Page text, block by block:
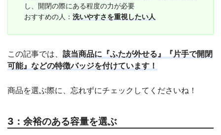
し、開閉の際にある程度の力が必要
おすすめの人： 洗いやすさを重視したい人
この記事では、 該当商品に『ふたが外せる』『片手で開閉
可能』などの特徴バッジを付けています！
商品を選ぶ際に、忘れずにチェックしてくださいね！
3：余裕のある容量を選ぶ